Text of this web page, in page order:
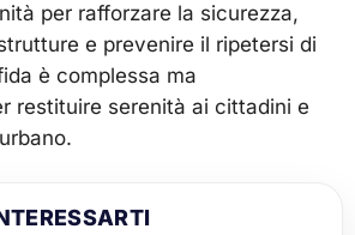
per rafforzare la sicurezza,
e prevenire il ripetersi di
è complessa ma
restituire serenità ai cittadini e